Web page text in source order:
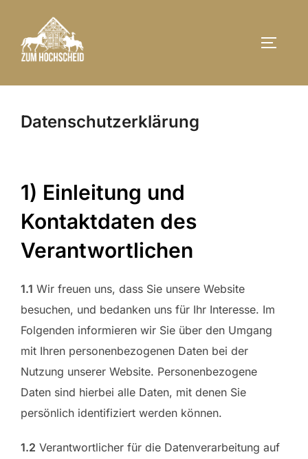
springen
Datenschutzerklärung
1) Einleitung und
Kontaktdaten des
Verantwortlichen
1.1 Wir freuen uns, dass Sie unsere Website
besuchen, und bedanken uns für Ihr Interesse. Im
Folgenden informieren wir Sie über den Umgang
mit Ihren personenbezogenen Daten bei der
Nutzung unserer Website. Personenbezogene
Daten sind hierbei alle Daten, mit denen Sie
persönlich identifiziert werden können.
1.2 Verantwortlicher für die Datenverarbeitung auf